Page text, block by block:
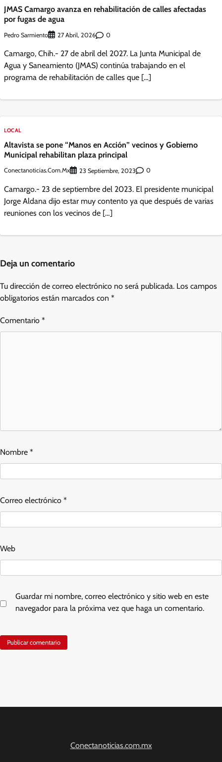
JMAS Camargo avanza en rehabilitación de calles afectadas
por fugas de agua
Pedro Sarmiento 27 Abril, 2026 0
Camargo, Chih.- 27 de abril del 2027. La Junta Municipal de
Agua y Saneamiento (JMAS) continúa trabajando en el
programa de rehabilitación de calles que […]
LOCAL
Altavista se pone “Manos en Acción” vecinos y Gobierno
Municipal rehabilitan plaza principal
Conectanoticias.com.mx 23 Septiembre, 2023 0
Camargo.- 23 de septiembre del 2023. El presidente municipal
Jorge Aldana dijo estar muy contento ya que después de varias
reuniones con los vecinos de […]
Deja un comentario
Tu dirección de correo electrónico no será publicada. Los campos
obligatorios están marcados con *
Comentario *
Nombre *
Correo electrónico *
Web
Guardar mi nombre, correo electrónico y sitio web en este
navegador para la próxima vez que haga un comentario.
Conectanoticias.com.mx